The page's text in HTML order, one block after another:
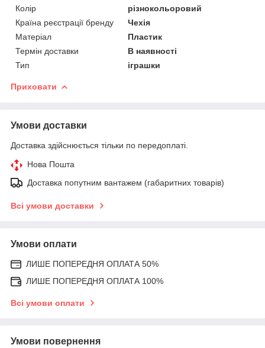
Колір
різнокольоровий
Країна реєстрації бренду
Чехія
Матеріал
Пластик
Термін доставки
В наявності
Тип
іграшки
Приховати
Умови доставки
Доставка здійснюється тільки по передоплаті.
Нова Пошта
Доставка попутним вантажем (габаритних товарів)
Всі умови доставки
Умови оплати
ЛИШЕ ПОПЕРЕДНЯ ОПЛАТА 50%
ЛИШЕ ПОПЕРЕДНЯ ОПЛАТА 100%
Всі умови оплати
Умови повернення